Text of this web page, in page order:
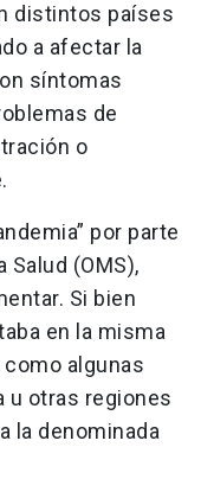
distintos países
a afectar la
síntomas
de
o
por parte
Salud (OMS),
Si bien
en la misma
algunas
u otras regiones
la denominada